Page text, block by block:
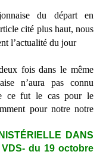
du départ en
cité plus haut, nous
l’actualité du jour
fois dans le même
n’aura pas connu
ce fut le cas pour le
pour notre notre
DANS
VDS- du 19 octobre